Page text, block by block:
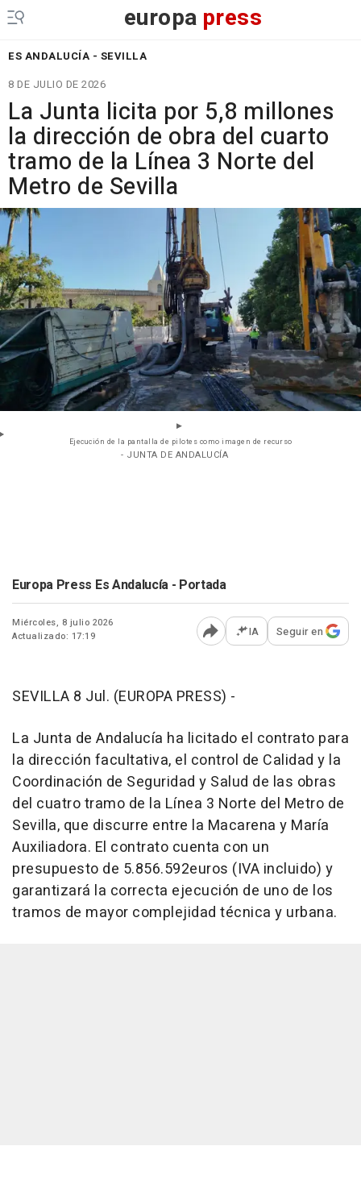
europa press
ES ANDALUCÍA - SEVILLA
8 DE JULIO DE 2026
La Junta licita por 5,8 millones
la dirección de obra del cuarto
tramo de la Línea 3 Norte del
Metro de Sevilla
Ejecución de la pantalla de pilotes como imagen de recurso
- JUNTA DE ANDALUCÍA
Europa Press Es Andalucía - Portada
Miércoles, 8 julio 2026
Actualizado: 17:19
Abrir opciones para
IA Seguir en
SEVILLA 8 Jul. (EUROPA PRESS) -
La Junta de Andalucía ha licitado el contrato para
la dirección facultativa, el control de Calidad y la
Coordinación de Seguridad y Salud de las obras
del cuatro tramo de la Línea 3 Norte del Metro de
Sevilla, que discurre entre la Macarena y María
Auxiliadora. El contrato cuenta con un
presupuesto de 5.856.592euros (IVA incluido) y
garantizará la correcta ejecución de uno de los
tramos de mayor complejidad técnica y urbana.